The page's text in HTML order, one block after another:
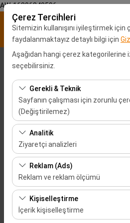
AW-16896840596
Çerez Tercihleri
Sitemizin kullanışını iyileştirmek için
faydalanmaktayız detaylı bilgi için
Aşağıdan hangi çerez kategorilerine
seçebilirsiniz.
Gerekli & Teknik
Sayfanın çalışması için zorunlu
(Değiştirilemez)
Bu çerezler sitenin doğru şekilde
oturum yönetimi ve temel işlevler
dışı bırakılamaz.
Analitik
Ziyaretçi analizleri
Bu çerezler, sitemizin nasıl
en çok ziyaret edilen sayfalar,
analiz etmemizi sağlar. Bu veriler,
performansını ölçmek ve kullanıcı
iyileştirmek için kullanılır.
Reklam (Ads)
Reklam ve reklam ölçümü
Bu çerezler, size ilgi alanlarınıza
reklamlar göstermemize ve reklam
etkinliğini (gösterim sayısı,
Kişiselleştirme
İçerik kişiselleştirme
Alış Lokasyonu
Malatya Şehir merkezi
Aracı farklı bir lokasyona bırakacağım
Hatay Havalimanı Araç
Alış Tarih & Saat
Bırakış Tarih & Saat